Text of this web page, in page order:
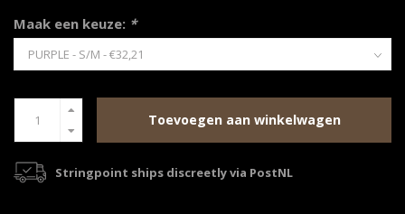
Maak een keuze: *
Toevoegen aan winkelwagen
Stringpoint ships discreetly via PostNL